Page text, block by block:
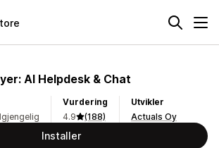
AI Helpdesk & Chat
Vurdering
4.9
(188)
Utvikler
Actuals Oy
Installer